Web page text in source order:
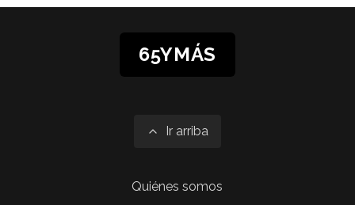
65YMÁS
Ir arriba
Quiénes somos